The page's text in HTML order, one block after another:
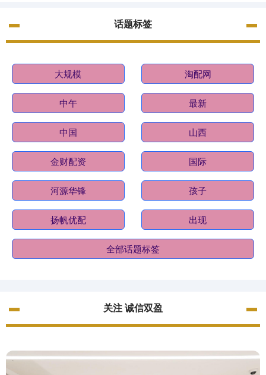
话题标签
大规模 淘配网
中午 最新
中国 山西
金财配资 国际
河源华锋 孩子
扬帆优配 出现
全部话题标签
关注 诚信双盈